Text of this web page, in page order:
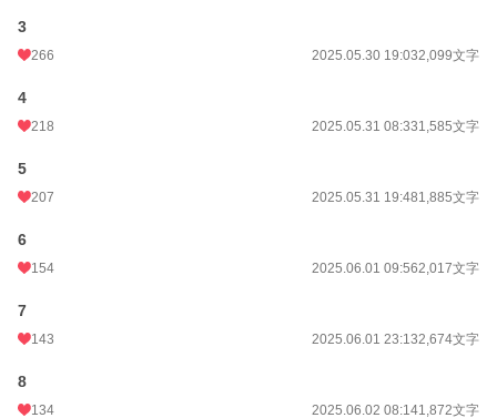
文字数
初回公開日時
初回完結日時
週間ポイント
月間ポイント
年間ポイント
累計ポイント
3
266 2025.05.30 19:032,099文字
4
218 2025.05.31 08:331,585文字
5
207 2025.05.31 19:481,885文字
6
154 2025.06.01 09:562,017文字
7
143 2025.06.01 23:132,674文字
8
134 2025.06.02 08:141,872文字